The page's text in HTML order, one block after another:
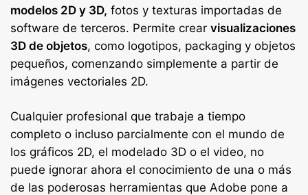
modelos 2D y 3D, fotos y texturas importadas de
software de terceros. Permite crear visualizaciones
3D de objetos, como logotipos, packaging y objetos
pequeños, comenzando simplemente a partir de
imágenes vectoriales 2D.
Cualquier profesional que trabaje a tiempo
completo o incluso parcialmente con el mundo de
los gráficos 2D, el modelado 3D o el video, no
puede ignorar ahora el conocimiento de una o más
de las poderosas herramientas que Adobe pone a